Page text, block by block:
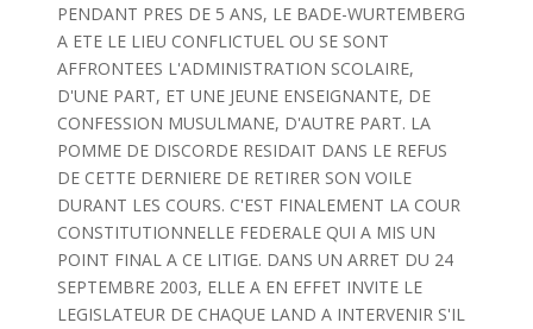
PENDANT PRES DE 5 ANS, LE BADE-WURTEMBERG
A ETE LE LIEU CONFLICTUEL OU SE SONT
AFFRONTEES L'ADMINISTRATION SCOLAIRE,
D'UNE PART, ET UNE JEUNE ENSEIGNANTE, DE
CONFESSION MUSULMANE, D'AUTRE PART. LA
POMME DE DISCORDE RESIDAIT DANS LE REFUS
DE CETTE DERNIERE DE RETIRER SON VOILE
DURANT LES COURS. C'EST FINALEMENT LA COUR
CONSTITUTIONNELLE FEDERALE QUI A MIS UN
POINT FINAL A CE LITIGE. DANS UN ARRET DU 24
SEPTEMBRE 2003, ELLE A EN EFFET INVITE LE
LEGISLATEUR DE CHAQUE LAND A INTERVENIR S'IL